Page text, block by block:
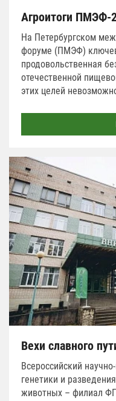
Агроитоги ПМЭФ-
На Петербургском
форуме (ПМЭФ)
продовольственная
отечественной
этих целей
Вехи славного
Всероссийский
генетики и
животных – филиал